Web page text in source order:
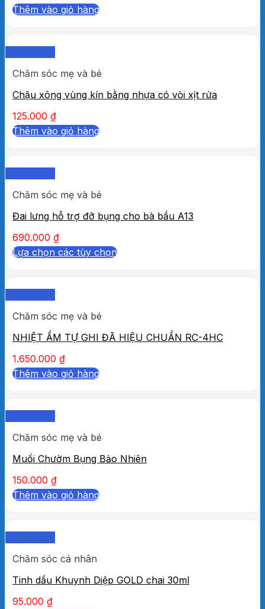
Thêm vào giỏ hàng
Chăm sóc mẹ và bé
Chậu xông vùng kín bằng nhựa có vòi xịt rửa
125.000 ₫
Thêm vào giỏ hàng
Chăm sóc mẹ và bé
Đai lưng hỗ trợ đỡ bụng cho bà bầu A13
690.000 ₫
Lựa chọn các tùy chọn
Chăm sóc mẹ và bé
NHIỆT ẨM TỰ GHI ĐÃ HIỆU CHUẨN RC-4HC
1.650.000 ₫
Thêm vào giỏ hàng
Chăm sóc mẹ và bé
Muối Chườm Bụng Bảo Nhiên
150.000 ₫
Thêm vào giỏ hàng
Chăm sóc cá nhân
Tinh dầu Khuynh Diệp GOLD chai 30ml
95.000 ₫